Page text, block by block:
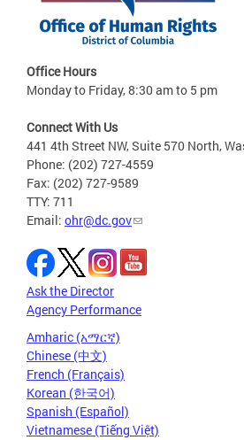
Office Hours
Monday to Friday, 8:30 am to 5 pm
Connect With Us
441 4th Street NW, Suite 570 North,
Phone: (202) 727-4559
Fax: (202) 727-9589
TTY: 711
Email: ohr@dc.gov
Ask the Director
Agency Performance
Amharic (አማርኛ)
Chinese (中文)
French (Français)
Korean (한국어)
Spanish (Español)
Vietnamese (Tiếng Việt)